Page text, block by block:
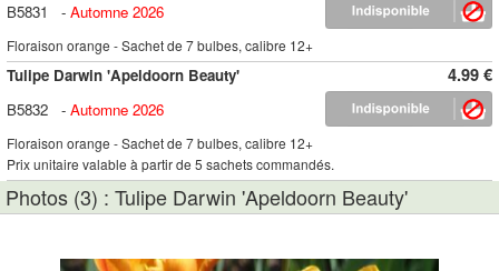
B5831
- Automne 2026
Floraison orange - Sachet de 7 bulbes, calibre 12+
4.99 €
Tulipe Darwin 'Apeldoorn Beauty'
B5832
- Automne 2026
Floraison orange - Sachet de 7 bulbes, calibre 12+
Prix unitaire valable à partir de 5 sachets commandés.
Photos (3) : Tulipe Darwin 'Apeldoorn Beauty'